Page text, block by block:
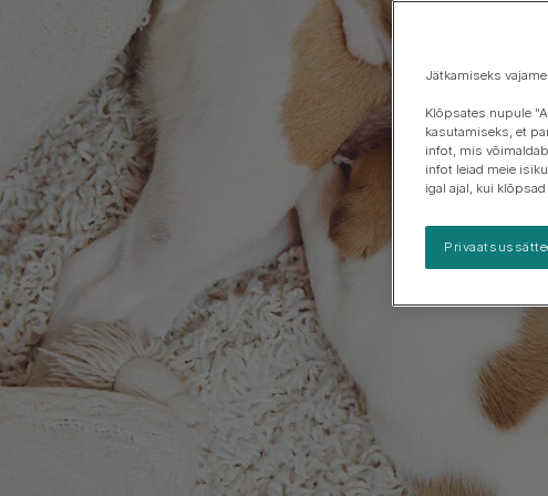
Jätkamiseks
Klõpsates nupule
kasutamiseks, et
infot, mis
infot leiad meie
igal ajal, kui